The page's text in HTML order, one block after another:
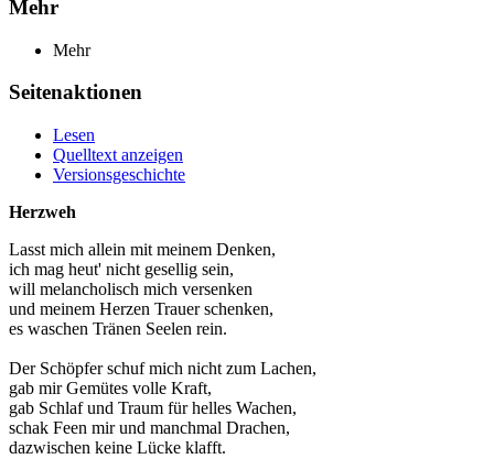
Mehr
Mehr
Seitenaktionen
Lesen
Quelltext anzeigen
Versionsgeschichte
Herzweh
Lasst mich allein mit meinem Denken,
ich mag heut' nicht gesellig sein,
will melancholisch mich versenken
und meinem Herzen Trauer schenken,
es waschen Tränen Seelen rein.
Der Schöpfer schuf mich nicht zum Lachen,
gab mir Gemütes volle Kraft,
gab Schlaf und Traum für helles Wachen,
schak Feen mir und manchmal Drachen,
dazwischen keine Lücke klafft.